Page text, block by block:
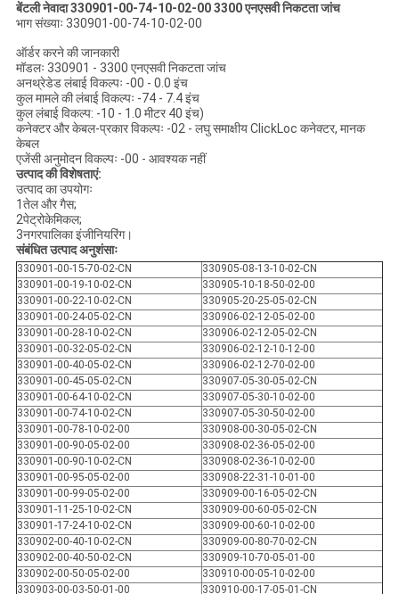
बेंटली नेवादा 330901-00-74-10-02-00 3300 एनएसवी निकटता जांच
भाग संख्याः 330901-00-74-10-02-00
ऑर्डर करने की जानकारी
मॉडलः 330901 - 3300 एनएसवी निकटता जांच
अनथ्रेडेड लंबाई विकल्पः -00 - 0.0 इंच
कुल मामले की लंबाई विकल्पः -74 - 7.4 इंच
कुल लंबाई विकल्प: -10 - 1.0 मीटर 40 इंच)
कनेक्टर और केबल-प्रकार विकल्पः -02 - लघु समाक्षीय ClickLoc कनेक्टर, मानक
केबल
एजेंसी अनुमोदन विकल्पः -00 - आवश्यक नहीं
उत्पाद की विशेषताएं:
उत्पाद का उपयोगः
1तेल और गैस;
2पेट्रोकेमिकल;
3नगरपालिका इंजीनियरिंग।
संबंधित उत्पाद अनुशंसाः
330901-00-15-70-02-CN
330905-08-13-10-02-CN
330901-00-19-10-02-CN
330905-10-18-50-02-00
330901-00-22-10-02-CN
330905-20-25-05-02-CN
330901-00-24-05-02-CN
330906-02-12-05-02-00
330901-00-28-10-02-CN
330906-02-12-05-02-CN
330901-00-32-05-02-CN
330906-02-12-10-12-00
330901-00-40-05-02-CN
330906-02-12-70-02-00
330901-00-45-05-02-CN
330907-05-30-05-02-CN
330901-00-64-10-02-CN
330907-05-30-10-02-00
330901-00-74-10-02-CN
330907-05-30-50-02-00
330901-00-78-10-02-00
330908-00-30-05-02-CN
330901-00-90-05-02-00
330908-02-36-05-02-00
330901-00-90-10-02-CN
330908-02-36-10-02-00
330901-00-95-05-02-00
330908-22-31-10-01-00
330901-00-99-05-02-00
330909-00-16-05-02-CN
330901-11-25-10-02-CN
330909-00-60-05-02-CN
330901-17-24-10-02-CN
330909-00-60-10-02-00
330902-00-40-10-02-CN
330909-00-80-70-02-CN
330902-00-40-50-02-CN
330909-10-70-05-01-00
330902-00-50-05-02-00
330910-00-05-10-02-00
330903-00-03-50-01-00
330910-00-17-05-01-CN